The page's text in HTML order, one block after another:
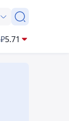
₽5.71